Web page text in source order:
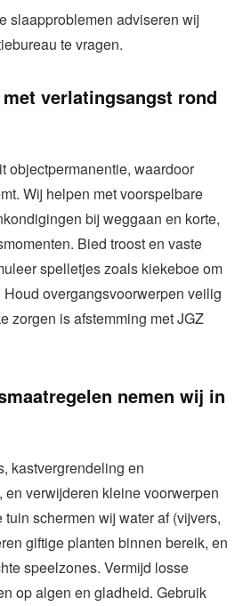
slaapproblemen adviseren wij
te vragen.
verlatingsangst rond
objectpermanentie, waardoor
Wij helpen met voorspelbare
bij weggaan en korte,
Bied troost en vaste
spelletjes zoals kiekeboe om
overgangsvoorwerpen veilig
zorgen is afstemming met JGZ
nemen wij in
kastvergrendeling en
verwijderen kleine voorwerpen
schermen wij water af (vijvers,
giftige planten binnen bereik, en
speelzones. Vermijd losse
op algen en gladheid. Gebruik